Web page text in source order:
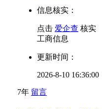
信息核实：
点击 爱企查 核实
工商信息
更新时间：
2026-8-10 16:36:00
7年 留言